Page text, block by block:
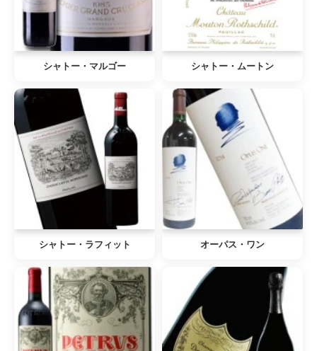
シャトー・マルゴー シャトー・ムートン
シャトー・ラフィット オーパス・ワン